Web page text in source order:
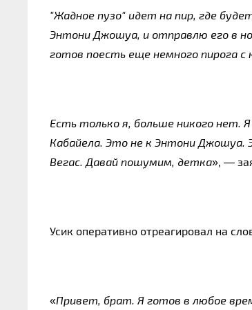
"Жадное пузо" идет на пир, где
Энтони Джошуа, и отправлю его в
готов поесть еще немного пирога с
Есть только я, больше никого нет.
Кабайела. Это не к Энтони Джошуа.
Вегас. Давай пошумим, детка», —
Усик оперативно отреагировал на
«Привет, брат. Я готов в любое